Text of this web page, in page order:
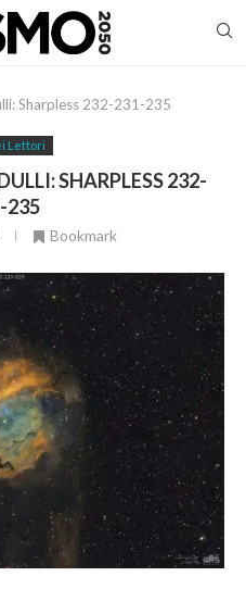
Sharpless 232-231-235
Lettori
SHARPLESS 232-
235
Bookmark